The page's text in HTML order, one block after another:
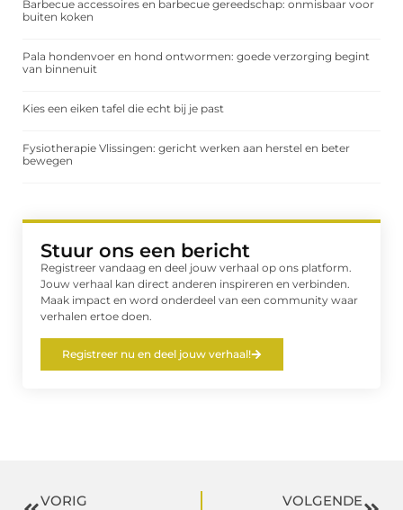
Barbecue accessoires en barbecue gereedschap: onmisbaar voor
buiten koken
Pala hondenvoer en hond ontwormen: goede verzorging begint
van binnenuit
Kies een eiken tafel die echt bij je past
Fysiotherapie Vlissingen: gericht werken aan herstel en beter
bewegen
Stuur ons een bericht
Registreer vandaag en deel jouw verhaal op ons platform.
Jouw verhaal kan direct anderen inspireren en verbinden.
Maak impact en word onderdeel van een community waar
verhalen ertoe doen.
Registreer nu en deel jouw verhaal!
VORIG VOLGENDE